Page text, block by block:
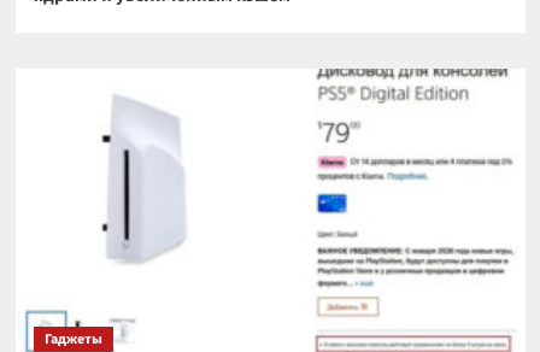
Гаджеты